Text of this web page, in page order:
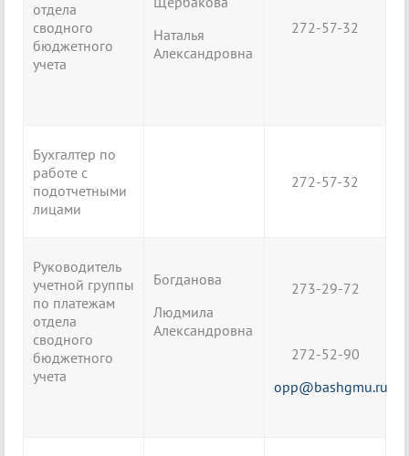
отдела
сводного
бюджетного
учета
Наталья
Александровна
272-57-32
Бухгалтер по
работе с
подотчетными
лицами
272-57-32
Руководитель
учетной группы
по платежам
отдела
сводного
бюджетного
учета
Богданова
Людмила
Александровна
273-29-72
272-52-90
opp@bashgmu.ru